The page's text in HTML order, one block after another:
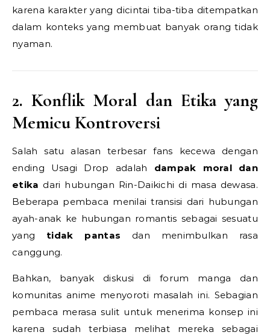
karena karakter yang dicintai tiba-tiba ditempatkan
dalam konteks yang membuat banyak orang tidak
nyaman.
2. Konflik Moral dan Etika yang
Memicu Kontroversi
Salah satu alasan terbesar fans kecewa dengan
ending Usagi Drop adalah dampak moral dan
etika dari hubungan Rin-Daikichi di masa dewasa.
Beberapa pembaca menilai transisi dari hubungan
ayah-anak ke hubungan romantis sebagai sesuatu
yang tidak pantas dan menimbulkan rasa
canggung.
Bahkan, banyak diskusi di forum manga dan
komunitas anime menyoroti masalah ini. Sebagian
pembaca merasa sulit untuk menerima konsep ini
karena sudah terbiasa melihat mereka sebagai